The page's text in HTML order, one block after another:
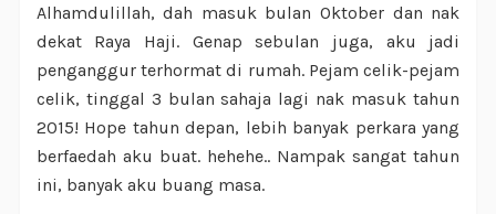
Alhamdulillah, dah masuk bulan Oktober dan nak
dekat Raya Haji. Genap sebulan juga, aku jadi
penganggur terhormat di rumah. Pejam celik-pejam
celik, tinggal 3 bulan sahaja lagi nak masuk tahun
2015! Hope tahun depan, lebih banyak perkara yang
berfaedah aku buat. hehehe.. Nampak sangat tahun
ini, banyak aku buang masa.